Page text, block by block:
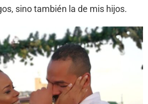
sino también la de mis hijos.